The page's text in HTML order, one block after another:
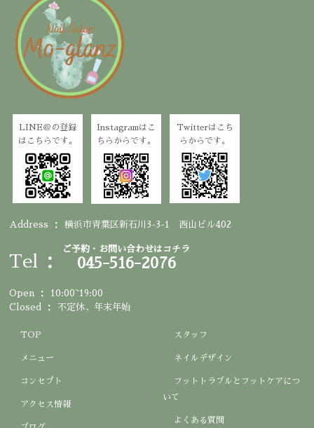
LINE＠の登録
はこちらです。
Instagramはこ
ちらからです。
Twitterはこち
らからです。
Address 横浜市青葉区新石川3-3-1 西山ビル402
Tel
ご予約・お問い合わせはコチラ
045-516-2076
Open
10:00~19:00
Closed
不定休、年末年始
TOP
メニュー
コンセプト
アクセス情報
スタッフ
ネイルデザイン
フットトラブルとフットケアにつ
いて
よくある質問